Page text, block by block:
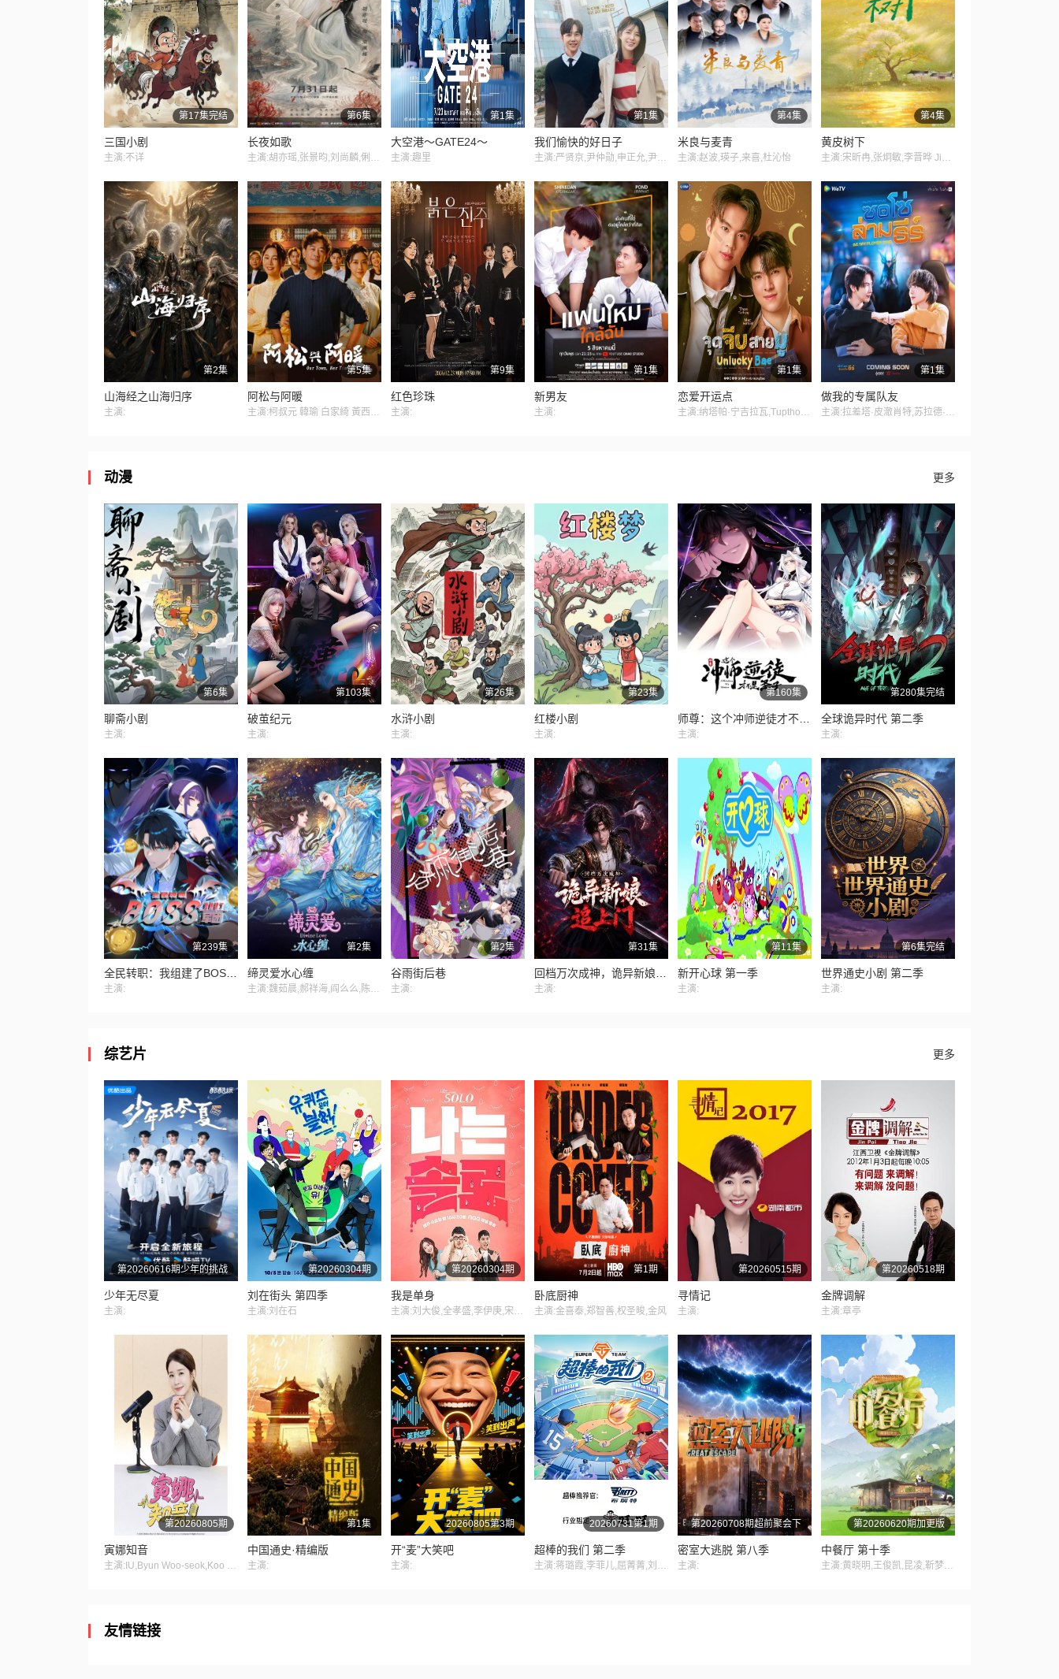
第17集完结
三国小剧
主演:不详
第6集
长夜如歌
主演:胡亦瑶,张景昀,刘尚麟,俐乐,汪子夕
第1集
大空港～GATE24～
主演:趣里
第1集
我们愉快的好日子
主演:严贤京,尹仲勋,申正允,尹多英,金惠玉,鲜于在德,尹多勋,文喜京,李商淑,郑孝彬,李家豪,郑永琡
第4集
米良与麦青
主演:赵波,瑛子,来喜,杜沁怡
第4集
黄皮树下
主演:宋昕冉,张炯敏,李晋晔 Jinye Li,张东升 Dongsheng Zhang,李七月
第2集
山海经之山海归序
主演:
第5集
阿松与阿暖
主演:柯叔元 韓瑜 白家綺 黃西田 楊子儀 張睿家 林玟誼 姚黛瑋 民雄 鄧志鴻 梁家榕 張再興 柏妍樺 鄒承恩 吳鈺萱 簡劭峰 張絡扉
第9集
红色珍珠
主演:
第1集
新男友
主演:
第1集
恋爱开运点
主演:纳塔帕·宁吉拉瓦,Tupthong Suwanrakanont,纳帕特·帕查拉恰瓦雷,帕纳功·拉克西里阿瑞,娜妮查·桑曼尼
第1集
做我的专属队友
主演:拉差塔·皮澈肖特,苏拉德·皮凌瓦,乔提帕·苏拉萨瓦,纳缇萨勘·差洛特,贲·奔伽铭·格伦威尔,瓦拉提普·基迪派山,Jay Sorathon Chaloemlapsombut,查卢彭·提坤朋提拉翁
动漫 更多
第6集
聊斋小剧
主演:
第103集
破茧纪元
主演:
第26集
水浒小剧
主演:
第23集
红楼小剧
主演:
第160集
主演:
第280集完结
全球诡异时代 第二季
主演:
第239集
主演:
第2集
缔灵爱水心缠
主演:魏茹晨,郝祥海,阎么么,陈张太康,关云月,楚越,闫夜桥,刘知否,林柏青,陆庚宜,图特哈蒙,金琪
第2集
谷雨街后巷
主演:
第31集
主演:
第11集
新开心球 第一季
主演:
第6集完结
世界通史小剧 第二季
主演:
综艺片 更多
第20260616期少年的挑战
少年无尽夏
主演:
第20260304期
刘在街头 第四季
主演:刘在石
第20260304期
我是单身
主演:刘大俊,全孝盛,李伊庚,宋海娜
第1期
卧底厨神
主演:金喜泰,郑智善,权圣晙,金风
第20260515期
寻情记
主演:
第20260518期
金牌调解
主演:章亭
第20260805期
寅娜知音
主演:IU,Byun Woo-seok,Koo Kyo-hwa,Kim Jae-wook
第1集
中国通史·精编版
主演:
20260805第3期
开“麦”大笑吧
主演:
20260731第1期
超棒的我们 第二季​
主演:蒋璐霞,李菲儿,屈菁菁,刘维,吴俊霆,赵辰龙
第20260708期超前聚会下
密室大逃脱 第八季
主演:
第20260620期加更版
中餐厅 第十季
主演:黄晓明,王俊凯,昆凌,靳梦佳,张雅琪,林述巍,戴军,瞿颖,汪涵,尹浩宇,袁一琦
友情链接